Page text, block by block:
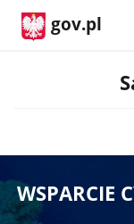
gov.pl
WSPARCIE